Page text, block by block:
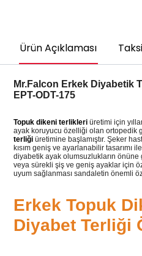
Ürün Açıklaması
Mr.Falcon Erkek Diyabetik
EPT-ODT-175
Topuk dikeni terlikleriüretimi için
ayak koruyucu özelliği olan ortopedik
terliğiüretimine başlamıştır. Şeker
kısım geniş ve ayarlanabilir tasarımı ile
diyabetik ayak olumsuzlukların önüne
veya sürekli şiş ve geniş ayaklar için
uyum sağlanması sandaletin önemli
Erkek Topuk
Diyabet Terliği